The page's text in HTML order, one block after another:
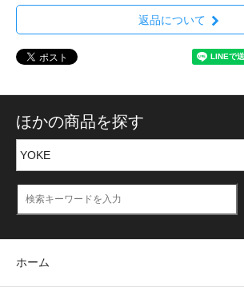
返品について
ほかの商品を探す
ホーム